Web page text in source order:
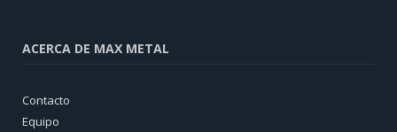
ACERCA DE MAX METAL
Contacto
Equipo